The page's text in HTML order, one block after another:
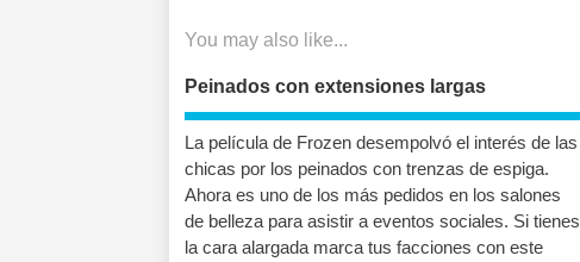
You may also like...
Peinados con extensiones largas
La película de Frozen desempolvó el interés de las
chicas por los peinados con trenzas de espiga.
Ahora es uno de los más pedidos en los salones
de belleza para asistir a eventos sociales. Si tienes
la cara alargada marca tus facciones con este